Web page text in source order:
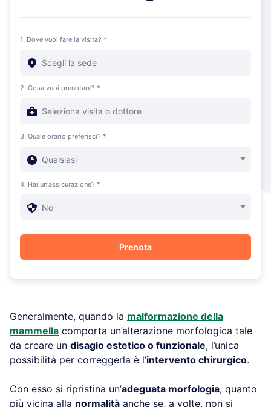
1. Dove vuoi fare la visita? *
2. Cosa vuoi prenotare? *
3. Quale orario preferisci? *
4. Hai un'assicurazione? *
Generalmente, quando la malformazione della
mammella comporta un’alterazione morfologica tale
da creare un disagio estetico o funzionale, l’unica
possibilità per correggerla è l’intervento chirurgico.
Con esso si ripristina un’adeguata morfologia, quanto
più vicina alla normalità anche se, a volte, non si